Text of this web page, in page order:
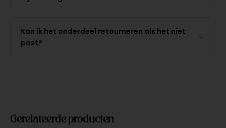
Kan ik het onderdeel retourneren als het niet
past?
Gerelateerde producten